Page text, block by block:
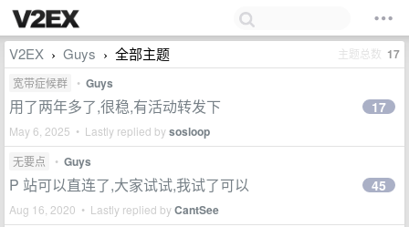
V2EX › Guys › 全部主题 主题总数 17
宽带症候群 • Guys
用了两年多了,很稳,有活动转发下
May 6, 2025 • Lastly replied bysosloop
17
无要点 • Guys
P 站可以直连了,大家试试,我试了可以
Aug 16, 2020 • Lastly replied byCantSee
45